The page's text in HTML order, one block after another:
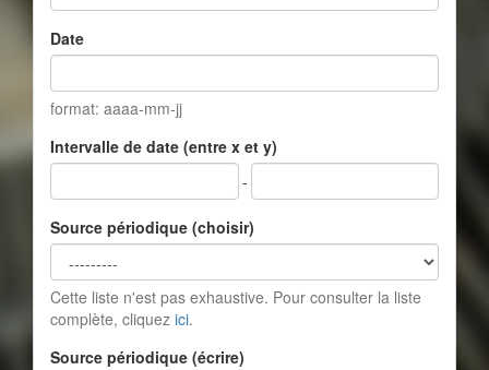
Date
format: aaaa-mm-jj
Intervalle de date (entre x et y)
-
Source périodique (choisir)
Cette liste n'est pas exhaustive. Pour consulter la liste
complète, cliquez ici.
Source périodique (écrire)